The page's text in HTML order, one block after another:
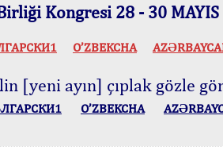
Kongresi 28 - 30
O’ZBEKCHA
[yeni ayın] çıplak gözle
O’ZBEKCHA